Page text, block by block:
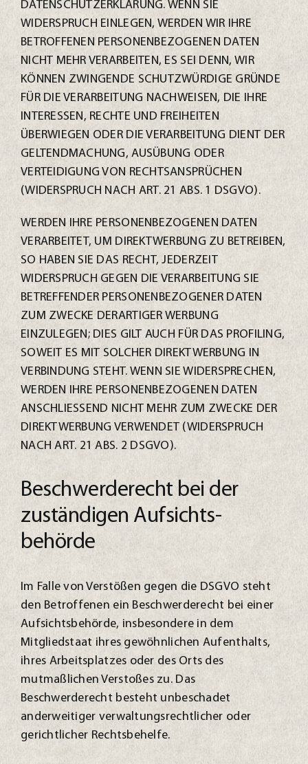
DATENSCHUTZERKLÄRUNG. WENN SIE
WIDERSPRUCH EINLEGEN, WERDEN WIR IHRE
BETROFFENEN PERSONENBEZOGENEN DATEN
NICHT MEHR VERARBEITEN, ES SEI DENN, WIR
KÖNNEN ZWINGENDE SCHUTZWÜRDIGE GRÜNDE
FÜR DIE VERARBEITUNG NACHWEISEN, DIE IHRE
INTERESSEN, RECHTE UND FREIHEITEN
ÜBERWIEGEN ODER DIE VERARBEITUNG DIENT DER
GELTENDMACHUNG, AUSÜBUNG ODER
VERTEIDIGUNG VON RECHTSANSPRÜCHEN
(WIDERSPRUCH NACH ART. 21 ABS. 1 DSGVO).
WERDEN IHRE PERSONENBEZOGENEN DATEN
VERARBEITET, UM DIREKTWERBUNG ZU BETREIBEN,
SO HABEN SIE DAS RECHT, JEDERZEIT
WIDERSPRUCH GEGEN DIE VERARBEITUNG SIE
BETREFFENDER PERSONENBEZOGENER DATEN
ZUM ZWECKE DERARTIGER WERBUNG
EINZULEGEN; DIES GILT AUCH FÜR DAS PROFILING,
SOWEIT ES MIT SOLCHER DIREKTWERBUNG IN
VERBINDUNG STEHT. WENN SIE WIDERSPRECHEN,
WERDEN IHRE PERSONENBEZOGENEN DATEN
ANSCHLIESSEND NICHT MEHR ZUM ZWECKE DER
DIREKTWERBUNG VERWENDET (WIDERSPRUCH
NACH ART. 21 ABS. 2 DSGVO).
Beschwerde­recht bei der
zuständigen Aufsichts­
behörde
Im Falle von Verstößen gegen die DSGVO steht
den Betroffenen ein Beschwerderecht bei einer
Aufsichtsbehörde, insbesondere in dem
Mitgliedstaat ihres gewöhnlichen Aufenthalts,
ihres Arbeitsplatzes oder des Orts des
mutmaßlichen Verstoßes zu. Das
Beschwerderecht besteht unbeschadet
anderweitiger verwaltungsrechtlicher oder
gerichtlicher Rechtsbehelfe.